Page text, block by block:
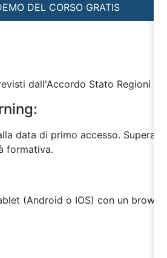
DEL CORSO GRATIS
dall'Accordo Stato Regioni del
data di primo accesso. Superato
formativa.
(Android o IOS) con un